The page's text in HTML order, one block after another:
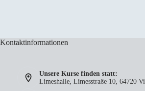
Kontaktinformationen
Unsere Kurse finden statt:
Limeshalle, Limesstraße 10, 64720